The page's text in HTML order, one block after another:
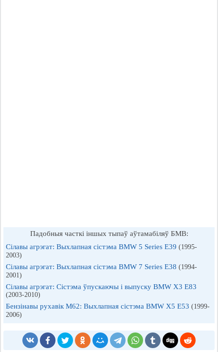
Падобныя часткі іншых тыпаў аўтамабіляў БМВ:
Сілавы агрэгат: Выхлапная сістэма BMW 5 Series E39 (1995-
2003)
Сілавы агрэгат: Выхлапная сістэма BMW 7 Series E38 (1994-
2001)
Сілавы агрэгат: Сістэма ўпускаючы і выпуску BMW X3 E83
(2003-2010)
Бензінавы рухавік M62: Выхлапная сістэма BMW X5 E53 (1999-
2006)